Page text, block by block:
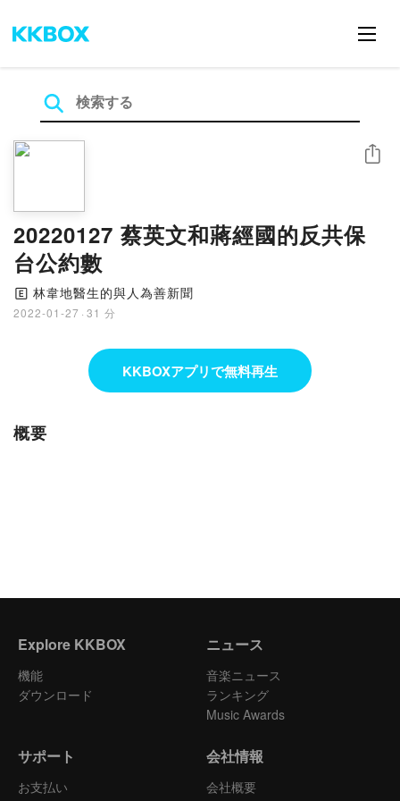
20220127 蔡英文和蔣經國的反共保
台公約數
🄴 林韋地醫生的與人為善新聞
2022-01-27 · 31 分
シェア
KKBOXアプリで無料再生
概要
Explore KKBOX
機能
ダウンロード
ニュース
音楽ニュース
ランキング
Music Awards
サポート
お支払い
会社情報
会社概要